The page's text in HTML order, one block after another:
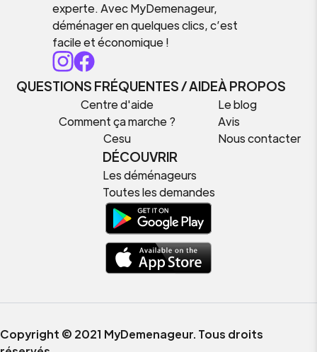
experte. Avec MyDemenageur,
déménager en quelques clics, c’est
facile et économique !
QUESTIONS FRÉQUENTES / AIDE
Centre d'aide
Comment ça marche ?
Cesu
À PROPOS
Le blog
Avis
Nous contacter
DÉCOUVRIR
Les déménageurs
Toutes les demandes
Copyright © 2021 MyDemenageur. Tous droits